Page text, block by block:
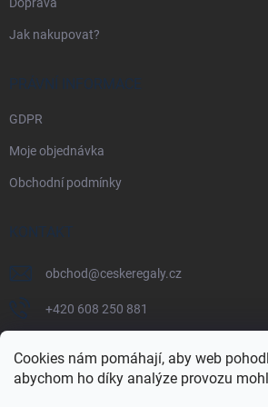
Cookies nám pomáhají, aby web
abychom ho díky analýze provozu
Jak nakupovat?
PRÁVNÍ INFORMACE
GDPR
Moje objednávka
Obchodní podmínky
KONTAKT
obchod@ceskeregaly.cz
+420 608 250 881